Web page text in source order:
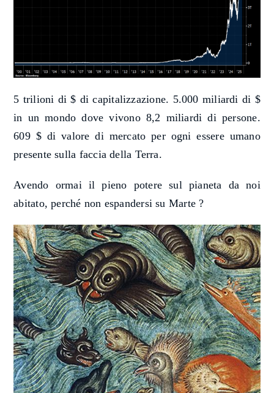
5 trilioni di $ di capitalizzazione. 5.000 miliardi di $
in un mondo dove vivono 8,2 miliardi di persone.
609 $ di valore di mercato per ogni essere umano
presente sulla faccia della Terra.
Avendo ormai il pieno potere sul pianeta da noi
abitato, perché non espandersi su Marte ?